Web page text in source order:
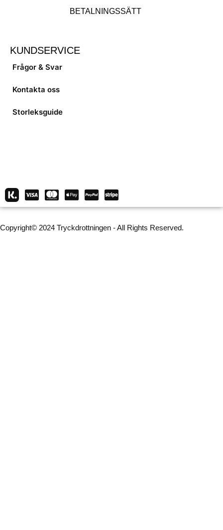
BETALNINGSSÄTT
KUNDSERVICE
Frågor & Svar
Kontakta oss
Storleksguide
Copyright© 2024 Tryckdrottningen - All Rights Reserved.